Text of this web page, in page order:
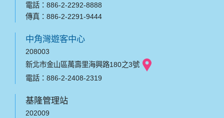
電話：886-2-2292-8888
傳真：886-2-2291-9444
中角灣遊客中心
208003
新北市金山區萬壽里海興路180之3號
電話：886-2-2408-2319
基隆管理站
202009